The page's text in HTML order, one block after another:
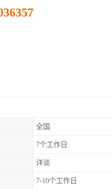
全国
7个工作日
详谈
7-10个工作日